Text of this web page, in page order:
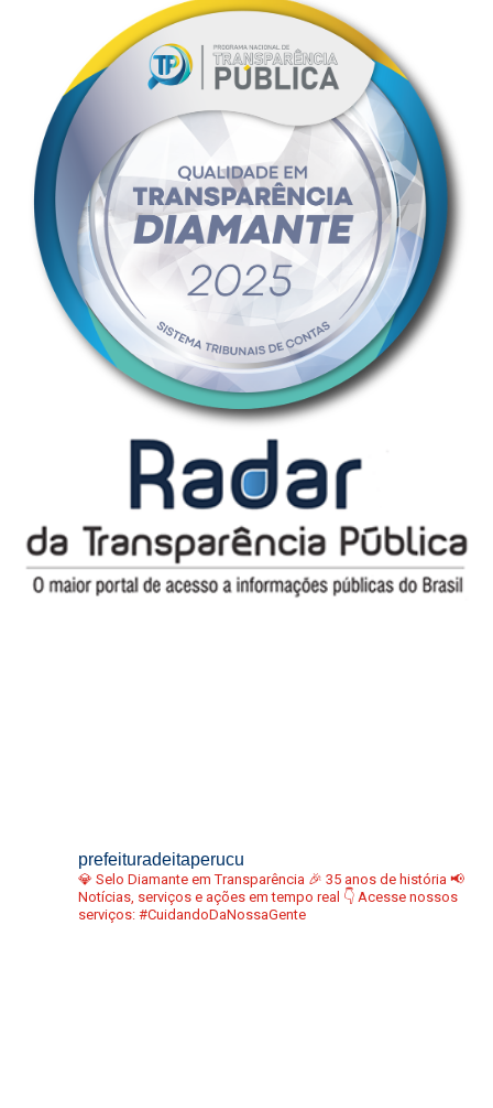
prefeituradeitaperucu
💎 Selo Diamante em Transparência 🎉 35 anos de história 📢
Notícias, serviços e ações em tempo real 👇 Acesse nossos
serviços: #CuidandoDaNossaGente